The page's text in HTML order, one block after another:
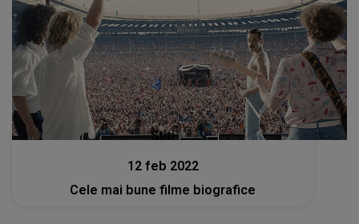
Stiri
12 feb 2022
Cele mai bune filme biografice